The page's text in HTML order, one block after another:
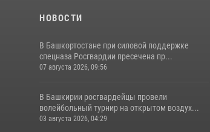
НОВОСТИ
В Башкортостане при силовой поддержке
спецназа Росгвардии пресечена пр...
07 августа 2026, 09:56
В Башкирии росгвардейцы провели
волейбольный турнир на открытом воздух...
03 августа 2026, 04:29